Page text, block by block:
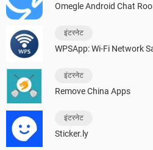
Omegle Android Chat
इंटरनेट
WPSApp: Wi-Fi Network
इंटरनेट
Remove China Apps
इंटरनेट
Sticker.ly